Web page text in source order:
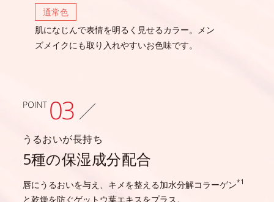
通常色
肌になじんで表情を明るく見せるカラー。
メン
ズメイクにも取り入れやすいお色味です。
うるおいが長持ち
5種の保湿成分配合
唇にうるおいを与え、キメを整える加水分解コラーゲン*1
と乾燥を防ぐゲットウ葉エキスをプラス。